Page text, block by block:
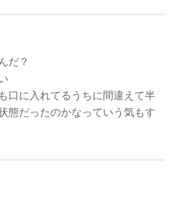
だ？
口に入れてるうちに間違えて半
態だったのかなっていう気もす